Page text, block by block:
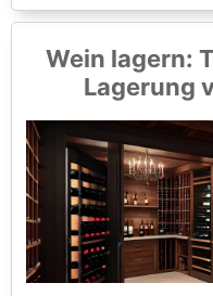
Wein lagern:
Lagerung